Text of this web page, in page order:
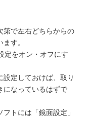
第で左右どちらからの
す。
定をオン・オフにす
設定しておけば、取り
になっているはずで
トには「鏡面設定」